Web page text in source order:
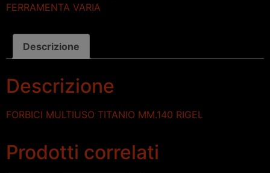
FERRAMENTA VARIA
Descrizione
Descrizione
FORBICI MULTIUSO TITANIO MM.140 RIGEL
Prodotti correlati